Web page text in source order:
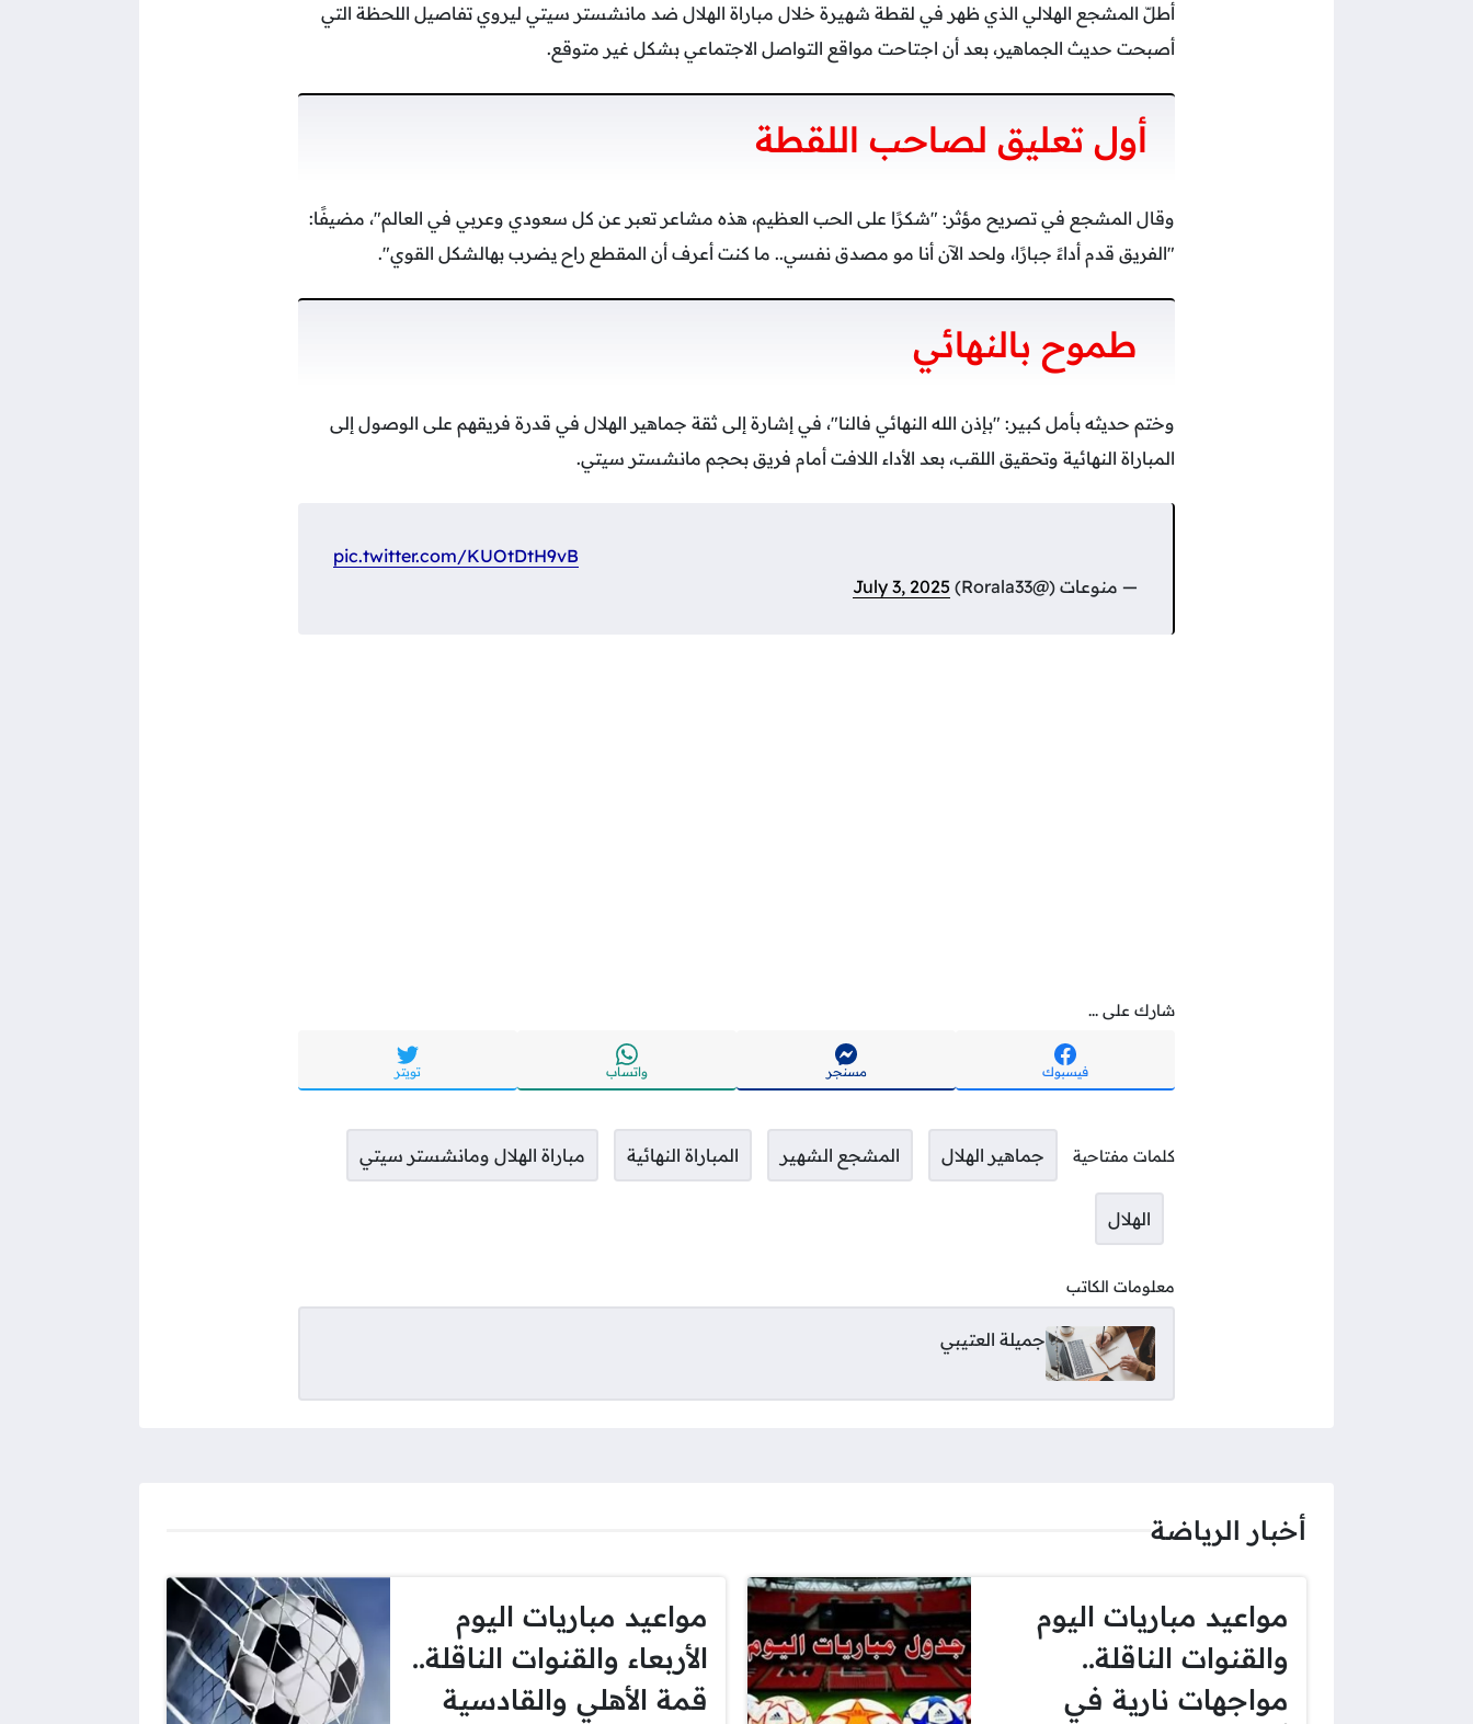
أطلّ المشجع الهلالي الذي ظهر في لقطة شهيرة خلال مباراة الهلال ضد مانشستر سيتي ليروي تفاصيل اللحظة التي
أصبحت حديث الجماهير، بعد أن اجتاحت مواقع التواصل الاجتماعي بشكل غير متوقع.
أول تعليق لصاحب اللقطة
وقال المشجع في تصريح مؤثر: "شكرًا على الحب العظيم، هذه مشاعر تعبر عن كل سعودي وعربي في العالم"، مضيفًا:
"الفريق قدم أداءً جبارًا، ولحد الآن أنا مو مصدق نفسي.. ما كنت أعرف أن المقطع راح يضرب بهالشكل القوي".
طموح بالنهائي
وختم حديثه بأمل كبير: "بإذن الله النهائي فالنا"، في إشارة إلى ثقة جماهير الهلال في قدرة فريقهم على الوصول إلى
المباراة النهائية وتحقيق اللقب، بعد الأداء اللافت أمام فريق بحجم مانشستر سيتي.
pic.twitter.com/KUOtDtH9vB
— منوعات (@Rorala33)
July 3, 2025
شارك على ...
فيسبوك مسنجر واتساب تويتر
كلمات مفتاحية جماهير الهلال المشجع الشهير المباراة النهائية مباراة الهلال ومانشستر سيتي
الهلال
معلومات الكاتب
جميلة العتيبي
أخبار الرياضة
مواعيد مباريات اليوم
والقنوات الناقلة..
مواجهات نارية في
مواعيد مباريات اليوم
الأربعاء والقنوات الناقلة..
قمة الأهلي والقادسية